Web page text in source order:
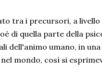
tra i precursori, a livello
di quella parte della
dell'animo umano, in
mondo, così si